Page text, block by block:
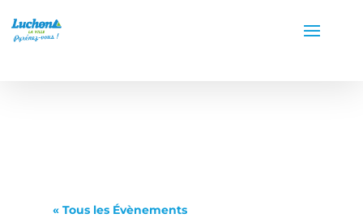
« Tous les Évènements